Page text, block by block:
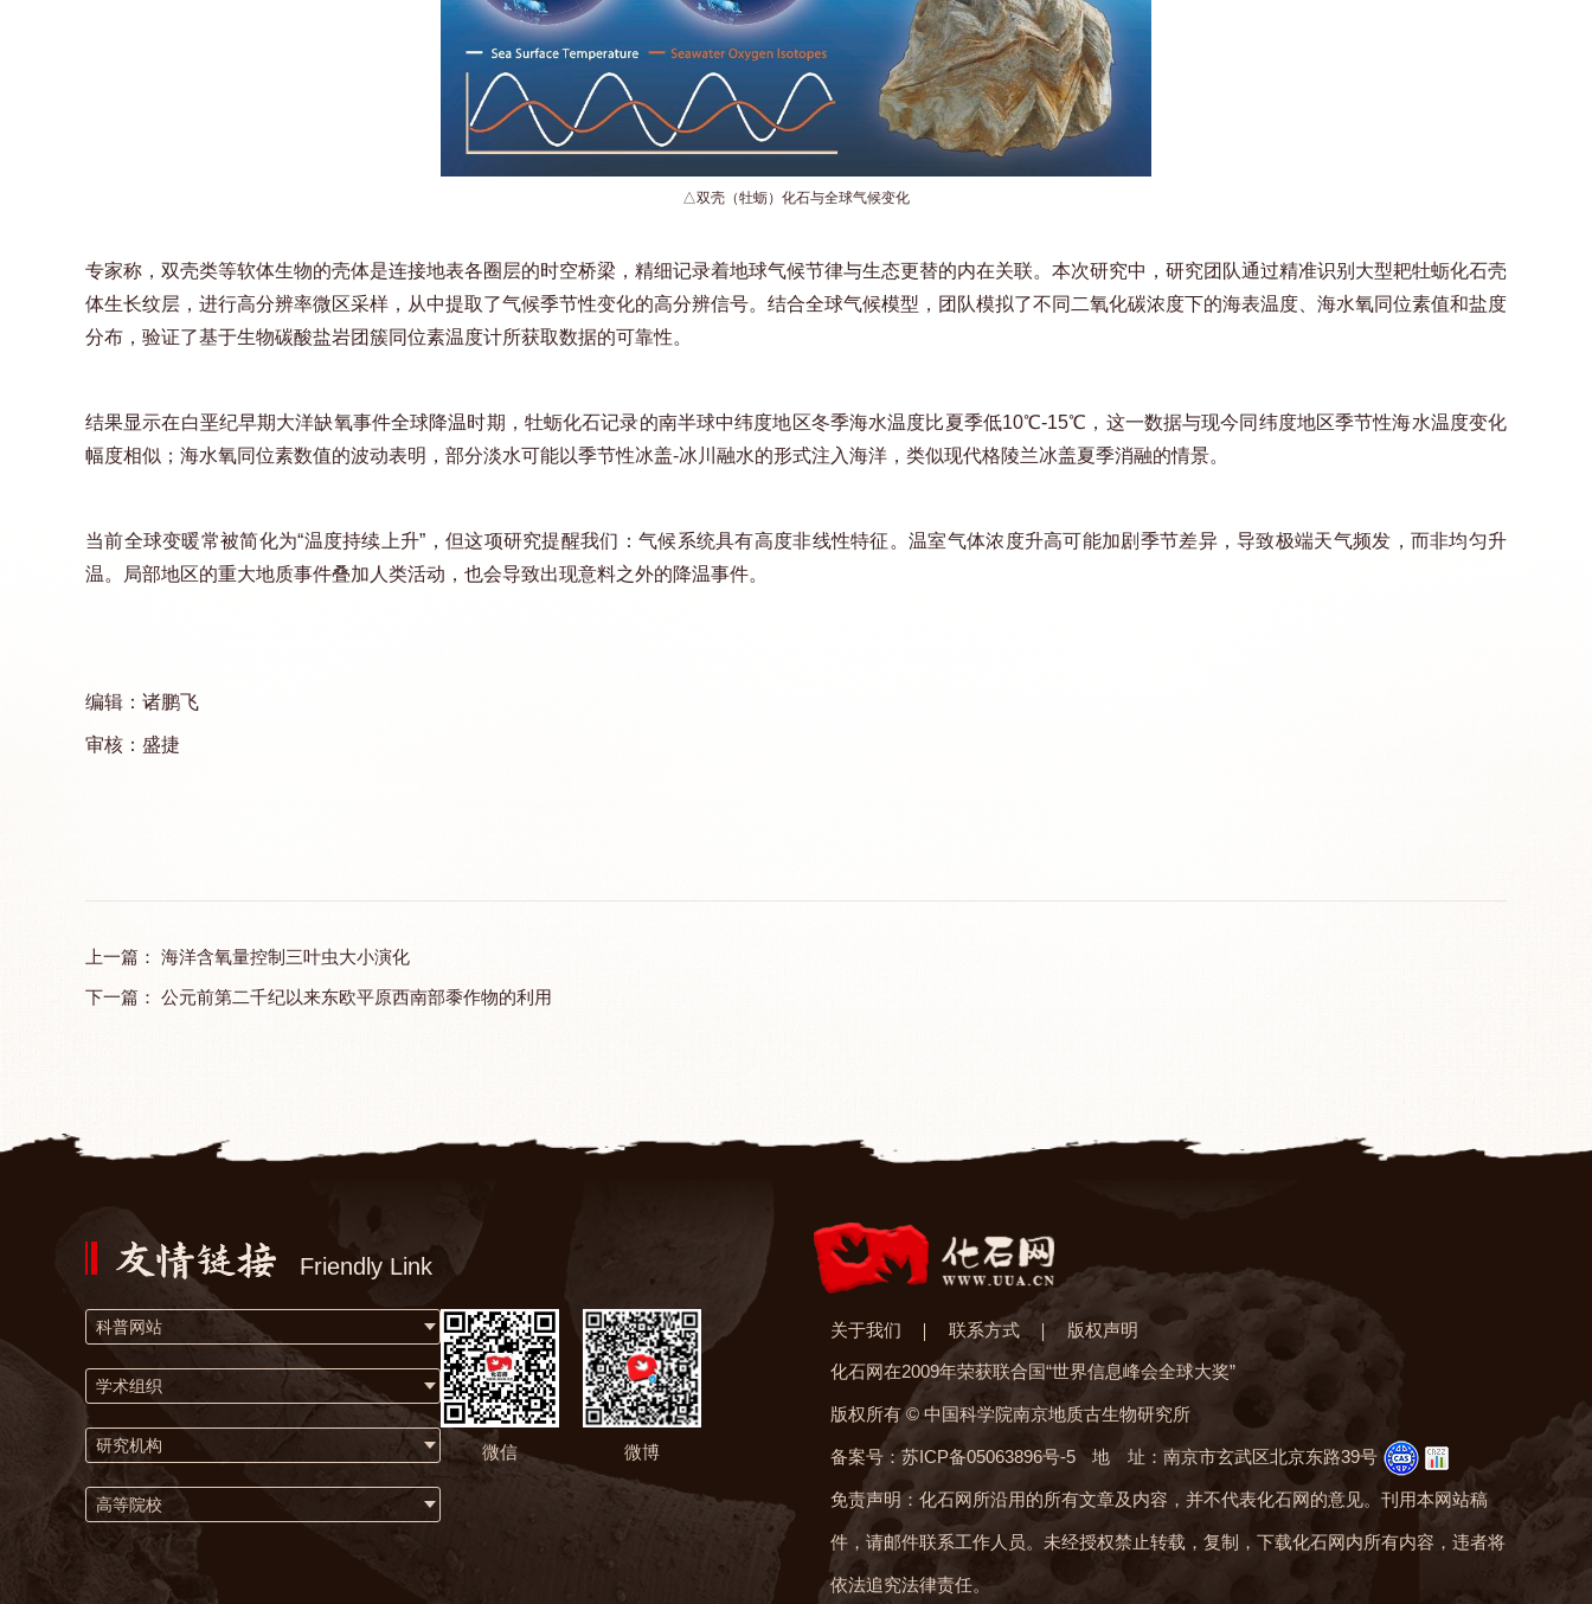
△双壳（牡蛎）化石与全球气候变化
专家称，双壳类等软体生物的壳体是连接地表各圈层的时空桥梁，精细记录着地球气候节律与生态更替的内在关联。本次研究中，研究团队通过精准识别大型耙牡蛎化石壳
体生长纹层，进行高分辨率微区采样，从中提取了气候季节性变化的高分辨信号。结合全球气候模型，团队模拟了不同二氧化碳浓度下的海表温度、海水氧同位素值和盐度
分布，验证了基于生物碳酸盐岩团簇同位素温度计所获取数据的可靠性。
结果显示在白垩纪早期大洋缺氧事件全球降温时期，牡蛎化石记录的南半球中纬度地区冬季海水温度比夏季低10℃-15℃，这一数据与现今同纬度地区季节性海水温度变化
幅度相似；海水氧同位素数值的波动表明，部分淡水可能以季节性冰盖-冰川融水的形式注入海洋，类似现代格陵兰冰盖夏季消融的情景。
当前全球变暖常被简化为“温度持续上升”，但这项研究提醒我们：气候系统具有高度非线性特征。温室气体浓度升高可能加剧季节差异，导致极端天气频发，而非均匀升
温。局部地区的重大地质事件叠加人类活动，也会导致出现意料之外的降温事件。
编辑：诸鹏飞
审核：盛捷
上一篇： 海洋含氧量控制三叶虫大小演化
下一篇： 公元前第二千纪以来东欧平原西南部黍作物的利用
Friendly Link
科普网站
学术组织
研究机构
高等院校
微信 微博
关于我们 联系方式 版权声明
化石网在2009年荣获联合国“世界信息峰会全球大奖”
版权所有 © 中国科学院南京地质古生物研究所
备案号：苏ICP备05063896号-5 地 址：南京市玄武区北京东路39号
免责声明：化石网所沿用的所有文章及内容，并不代表化石网的意见。刊用本网站稿
件，请邮件联系工作人员。未经授权禁止转载，复制，下载化石网内所有内容，违者将
依法追究法律责任。